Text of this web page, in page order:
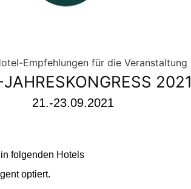
2021
21.-23.09.2021
folgenden Hotels
optiert.